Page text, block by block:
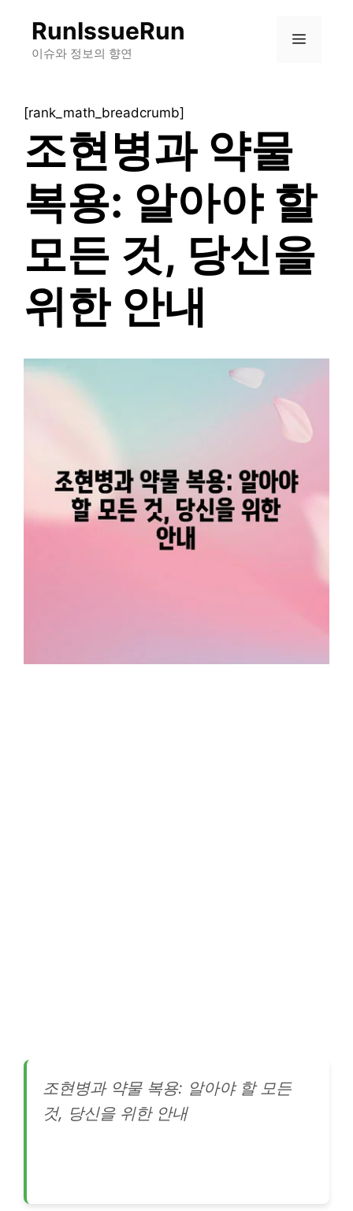
RunIssueRun
이슈와 정보의 향연
메
[rank_math_breadcrumb]
조현병과 약물
복용: 알아야 할
모든 것, 당신을
위한 안내
조현병과 약물 복용: 알아야 할 모든
것, 당신을 위한 안내